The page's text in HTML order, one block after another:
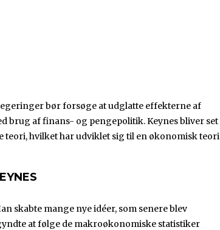
bør forsøge at udglatte effekterne af
brug af finans- og pengepolitik. Keynes bliver set
hvilket har udviklet sig til en økonomisk teori
skabte mange nye idéer, som senere blev
at følge de makroøkonomiske statistiker